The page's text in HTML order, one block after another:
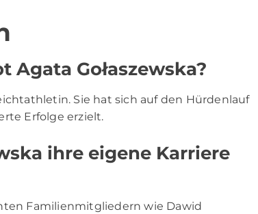
Agata Gołaszewska?
Sie hat sich auf den Hürdenlauf
Erfolge erzielt.
ihre eigene Karriere
Familienmitgliedern wie Dawid